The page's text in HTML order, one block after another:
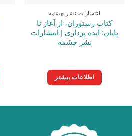
انتشارات نشر چشمه
کتاب رستوران، از آغاز تا
پایان: ایده پردازی | انتشارات
نشر چشمه
اطلاعات بیشتر